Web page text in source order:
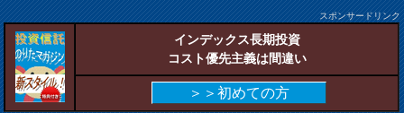
スポンサードリンク
インデックス長期投資
コスト優先主義は間違い
＞＞初めての方